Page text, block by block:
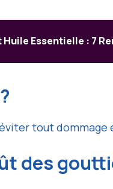
Huile Essentielle : 7
tout
des